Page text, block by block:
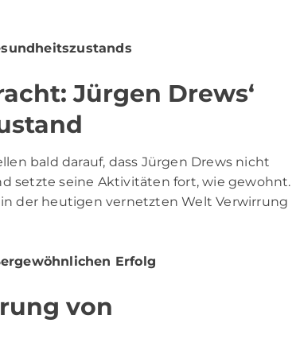
Jürgen Drews‘
bald darauf, dass Jürgen Drews nicht
setzte seine Aktivitäten fort, wie gewohnt.
der heutigen vernetzten Welt Verwirrung
Erfolg
von